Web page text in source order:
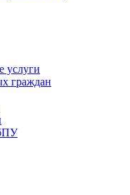
услуги
граждан